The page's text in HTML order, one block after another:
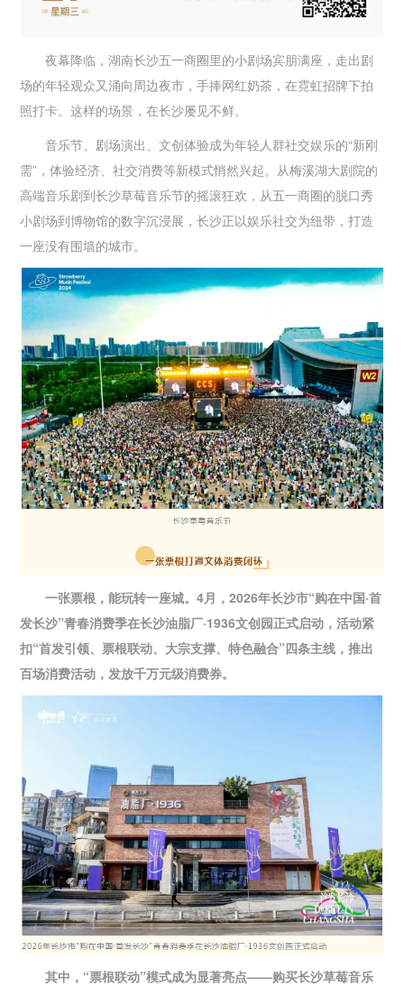
夜幕降临，湖南长沙五一商圈里的小剧场宾朋满座，走出剧
场的年轻观众又涌向周边夜市，手捧网红奶茶，在霓虹招牌下拍
照打卡。这样的场景，在长沙屡见不鲜。
音乐节、剧场演出、文创体验成为年轻人群社交娱乐的“新刚
需”，体验经济、社交消费等新模式悄然兴起。从梅溪湖大剧院的
高端音乐剧到长沙草莓音乐节的摇滚狂欢，从五一商圈的脱口秀
小剧场到博物馆的数字沉浸展，长沙正以娱乐社交为纽带，打造
一座没有围墙的城市。
一张票根，能玩转一座城。4月，2026年长沙市“购在中国·首
发长沙”青春消费季在长沙油脂厂·1936文创园正式启动，活动紧
扣“首发引领、票根联动、大宗支撑、特色融合”四条主线，推出
百场消费活动，发放千万元级消费券。
其中，“票根联动”模式成为显著亮点——购买长沙草莓音乐